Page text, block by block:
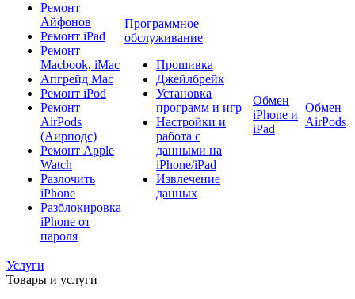
Ремонт
Айфонов
Ремонт iPad
Ремонт
Macbook, iMac
Апгрейд Mac
Ремонт iPod
Ремонт
AirPods
(Аирподс)
Ремонт Apple
Watch
Разлочить
iPhone
Разблокировка
iPhone от
пароля
Программное
обслуживание
Прошивка
Джейлбрейк
Установка
программ и игр
Настройки и
работа с
данными на
iPhone/iPad
Извлечение
данных
Обмен
iPhone и
iPad
Обмен
AirPods
Услуги
Товары и услуги